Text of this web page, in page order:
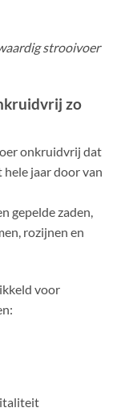
strooivoer
zo
onkruidvrij dat
hele jaar door van
gepelde zaden,
rozijnen en
voor